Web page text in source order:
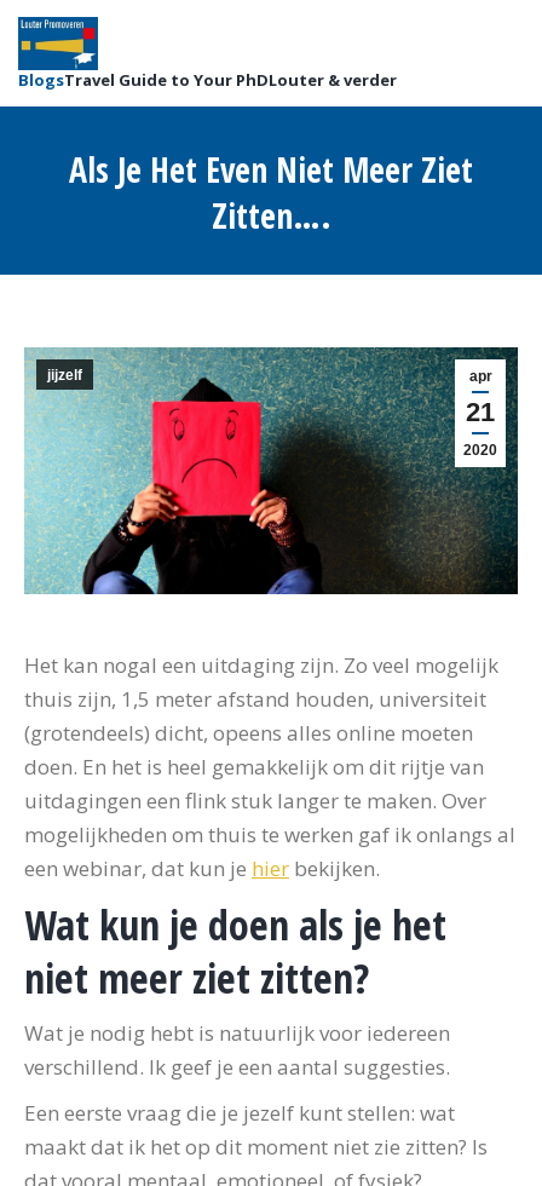
BlogsTravel Guide to Your PhDLouter & verder
Als Je Het Even Niet Meer Ziet
Zitten….
apr
21
2020
jijzelf
Het kan nogal een uitdaging zijn. Zo veel mogelijk
thuis zijn, 1,5 meter afstand houden, universiteit
(grotendeels) dicht, opeens alles online moeten
doen. En het is heel gemakkelijk om dit rijtje van
uitdagingen een flink stuk langer te maken. Over
mogelijkheden om thuis te werken gaf ik onlangs al
een webinar, dat kun je hier bekijken.
Wat kun je doen als je het
niet meer ziet zitten?
Wat je nodig hebt is natuurlijk voor iedereen
verschillend. Ik geef je een aantal suggesties.
Een eerste vraag die je jezelf kunt stellen: wat
maakt dat ik het op dit moment niet zie zitten? Is